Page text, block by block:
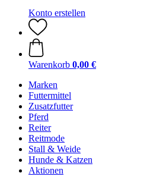
Konto erstellen
Warenkorb 0,00 €
Marken
Futtermittel
Zusatzfutter
Pferd
Reiter
Reitmode
Stall & Weide
Hunde & Katzen
Aktionen